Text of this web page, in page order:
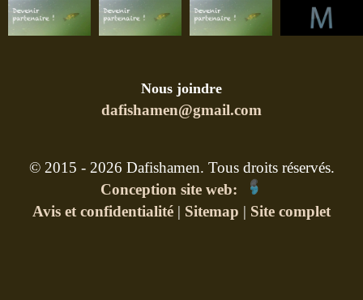
Nous joindre
dafishamen@gmail.com
© 2015 - 2026 Dafishamen. Tous droits réservés.
Conception site web:
Avis et confidentialité | Sitemap | Site complet